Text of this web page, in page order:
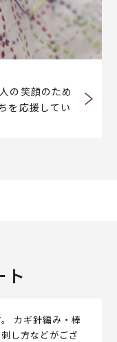
の笑顔のため
を応援してい
ト
カギ針編み・棒
し方などがござ